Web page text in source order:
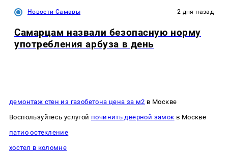
Новости Самары 2 дня назад
Самарцам назвали безопасную норму
употребления арбуза в день
демонтаж стен из газобетона цена за м2 в Москве
Воспользуйтесь услугой починить дверной замок в Москве
патио остекление
хостел в коломне